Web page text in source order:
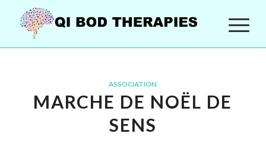
ASSOCIATION
MARCHE DE NOËL DE
SENS